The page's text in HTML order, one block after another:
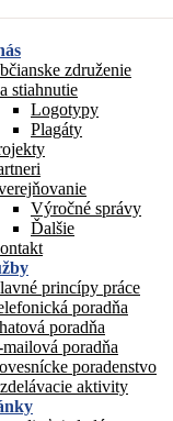
združenie
stiahnutie
Logotypy
Plagáty
Výročné správy
Ďalšie
princípy práce
poradňa
poradňa
poradňa
poradenstvo
aktivity